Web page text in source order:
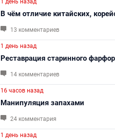
1 день назад
В чём отличие китайских,
13 комментариев
1 день назад
Реставрация старинного
14 комментариев
16 часов назад
Манипуляция запахами
24 комментария
1 день назад